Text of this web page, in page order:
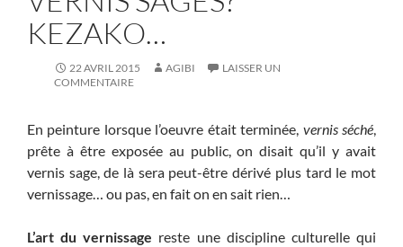
KEZAKO…
22 AVRIL 2015 AGIBI
LAISSER UN
COMMENTAIRE
En peinture lorsque l’oeuvre était terminée, vernis séché,
prête à être exposée au public, on disait qu’il y avait
vernis sage, de là sera peut-être dérivé plus tard le mot
vernissage… ou pas, en fait on en sait rien…
L’art du vernissage reste une discipline culturelle qui